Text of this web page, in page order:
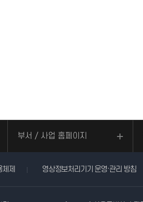
부서 / 사업 홈페이지
제 영상정보처리기기 운영·관리 방침